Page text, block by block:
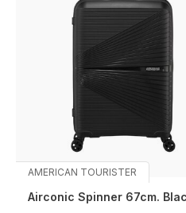
AMERICAN TOURISTER
Airconic Spinner 67cm.